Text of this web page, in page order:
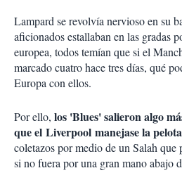
Lampard se revolvía nervioso en su
aficionados estallaban en las gradas
europea, todos temían que si el
marcado cuatro hace tres días, qué
Europa con ellos.
Por ello, los 'Blues' salieron algo
que el Liverpool manejase la pelota
coletazos por medio de un Salah que
si no fuera por una gran mano abajo